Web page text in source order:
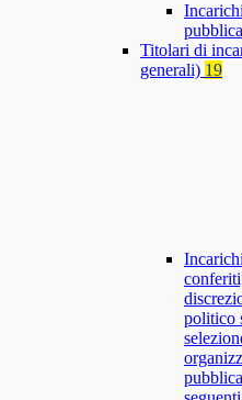
Titolari di
generali) 19
politico